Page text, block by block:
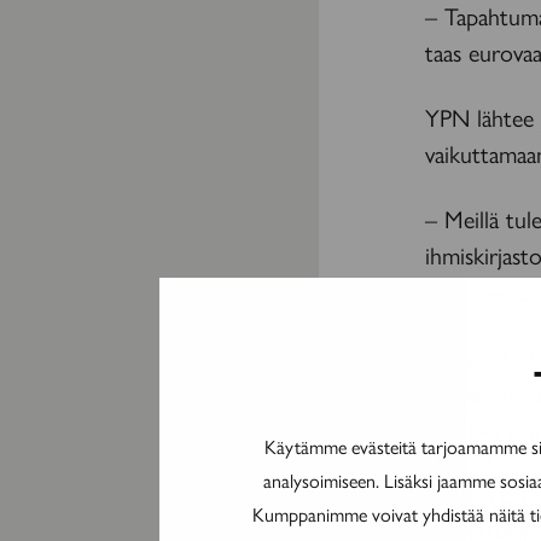
Käytämme evästeitä tarjoamamme
analysoimiseen. Lisäksi jaamme
Kumppanimme voivat yhdistää näitä
–
taas
YPN
– Meillä
Vesala
– Sekin on